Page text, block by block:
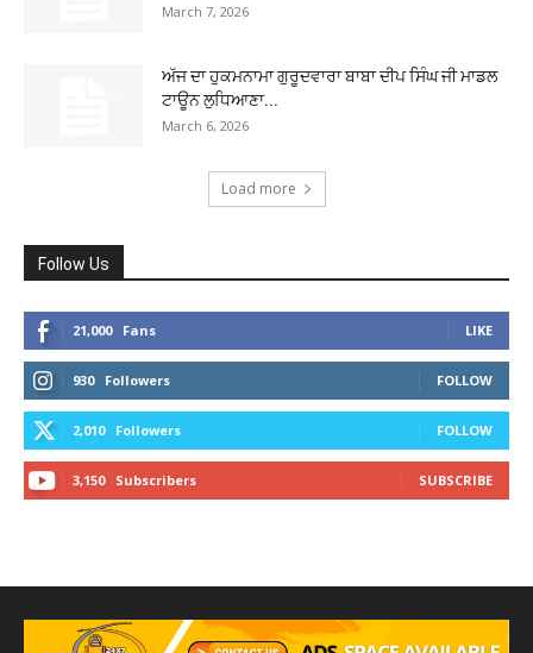
March 7, 2026
ਅੱਜ ਦਾ ਹੁਕਮਨਾਮਾ ਗੁਰੂਦਵਾਰਾ ਬਾਬਾ ਦੀਪ ਸਿੰਘ ਜੀ ਮਾਡਲ
ਟਾਊਨ ਲੁਧਿਆਣਾ...
March 6, 2026
Load more
Follow Us
21,000 Fans LIKE
930 Followers FOLLOW
2,010 Followers FOLLOW
3,150 Subscribers SUBSCRIBE